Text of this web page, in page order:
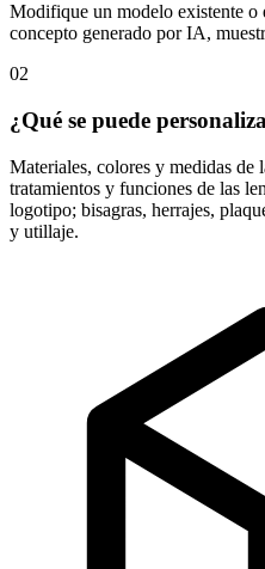
Modifique un modelo existente o
concepto generado por IA,
02
¿Qué se puede
Materiales, colores y medidas de
tratamientos y funciones de las
logotipo; bisagras, herrajes,
y utillaje.